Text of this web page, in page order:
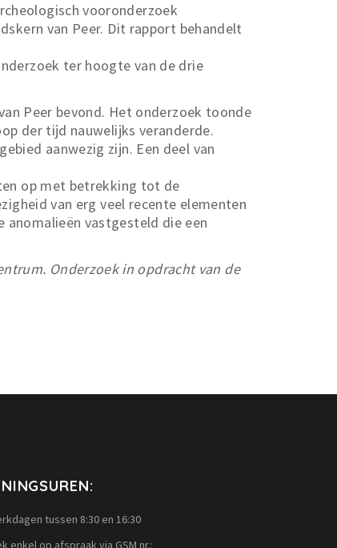
vooronderzoek
van Peer. Dit rapport behandelt
ter hoogte van de drie
Peer bevond. Het onderzoek toonde
der tijd nauwelijks veranderde.
aanwezig zijn. Een deel van
op met betrekking tot de
van erg veel recente elementen
anomalieën vastgesteld die een
Onderzoek in opdracht van de
tussen 8:30 en 16:30
enkel op afspraak via GSM nr.: